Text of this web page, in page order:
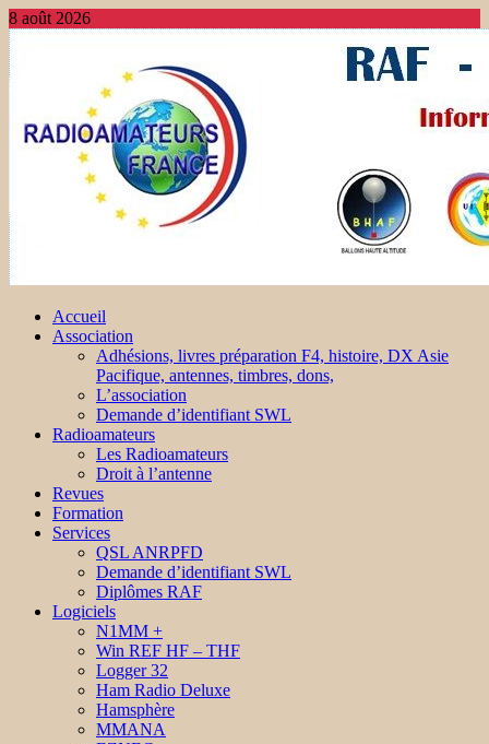
8 août 2026
Accueil
Association
Adhésions, livres préparation F4, histoire, DX Asie
Pacifique, antennes, timbres, dons,
L’association
Demande d’identifiant SWL
Radioamateurs
Les Radioamateurs
Droit à l’antenne
Revues
Formation
Services
QSL ANRPFD
Demande d’identifiant SWL
Diplômes RAF
Logiciels
N1MM +
Win REF HF – THF
Logger 32
Ham Radio Deluxe
Hamsphère
MMANA